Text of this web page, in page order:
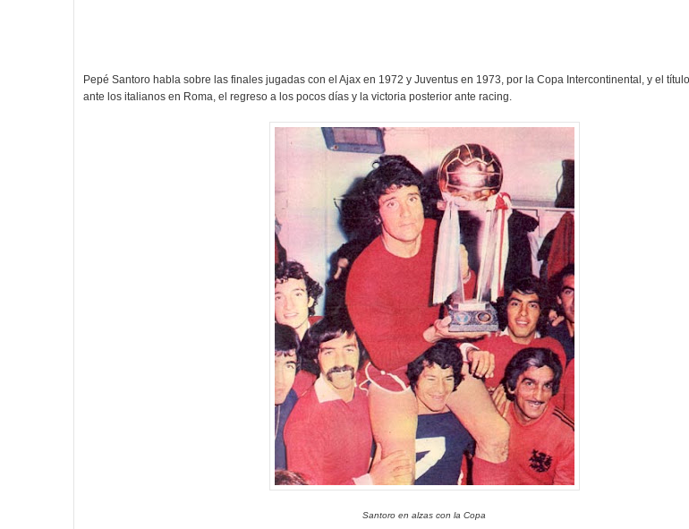
Pepé Santoro habla sobre las finales jugadas con el Ajax en 1972 y Juventus en 1973, por la Copa Intercontinental, y el
ante los italianos en Roma, el regreso a los pocos días y la victoria posterior ante racing.
Santoro en alzas con la Copa